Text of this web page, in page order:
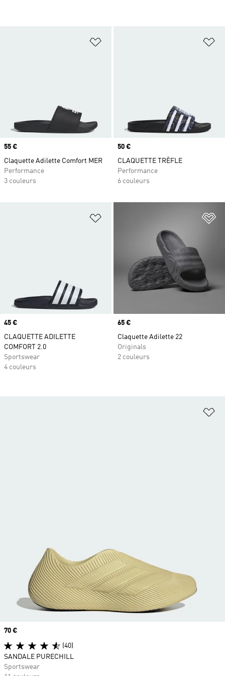
Ajouter à la Liste de produits
Prix
55 €
Claquette Adilette Comfort MER
Performance
3 couleurs
Prix
50 €
CLAQUETTE TRÈFLE
Performance
6 couleurs
Ajouter à la Liste de produits
Prix
45 €
CLAQUETTE ADILETTE
COMFORT 2.0
Sportswear
4 couleurs
Prix
65 €
Claquette Adilette 22
Originals
2 couleurs
Prix
70 €
(40)
SANDALE PURECHILL
Sportswear